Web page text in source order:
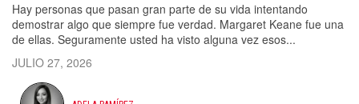
Hay personas que pasan gran parte de su vida intentando
demostrar algo que siempre fue verdad. Margaret Keane fue una
de ellas. Seguramente usted ha visto alguna vez esos...
JULIO 27, 2026